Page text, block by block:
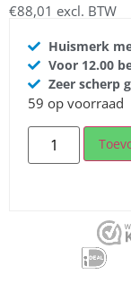
€88,01 excl. BTW
Huismerk
Voor 12.00
Zeer scherp
59 op voorraad